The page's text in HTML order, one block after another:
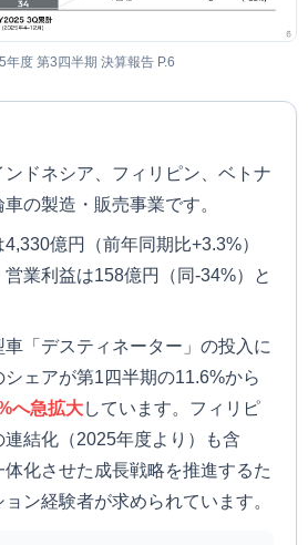
年度 第3四半期 決算報告 P.6
ンドネシア、フィリピン、ベトナ
の製造・販売事業です。
億円（前年同期比+3.3%）
業利益は158億円（同-34%）と
車「デスティネーター」の投入に
ェアが第1四半期の11.6%から
へ急拡大しています。フィリピ
結化（2025年度より）も含
化させた成長戦略を推進するた
ン経験者が求められています。